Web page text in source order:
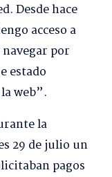
Desde hace
acceso a
por
estado
web”.
la
29 de julio un
pagos